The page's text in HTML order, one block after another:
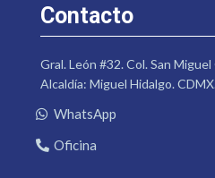
Contacto
Gral. León #32. Col. San
Alcaldía: Miguel Hidalgo. CDMX.
WhatsApp
Oficina